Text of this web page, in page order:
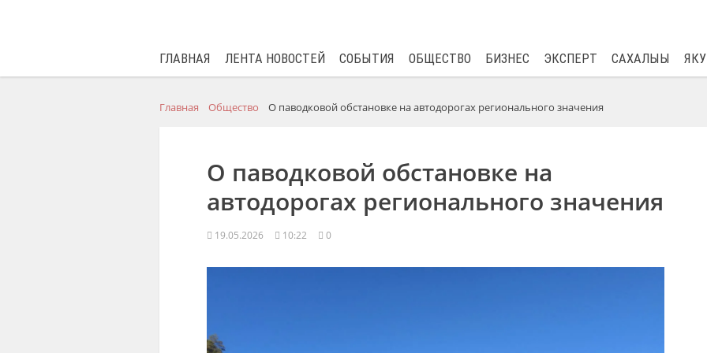
ГЛАВНАЯ ЛЕНТА НОВОСТЕЙ СОБЫТИЯ ОБЩЕСТВО БИЗНЕС ЭКСПЕРТ САХАЛЫЫ
Главная Общество О паводковой обстановке на автодорогах регионального значения
О паводковой обстановке на
автодорогах регионального значения
19.05.2026 10:22 0